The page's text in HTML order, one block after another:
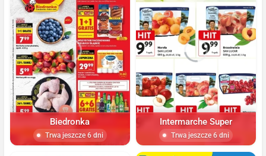
Biedronka
Trwa jeszcze 6 dni
Intermarche Super
Trwa jeszcze 6 dni